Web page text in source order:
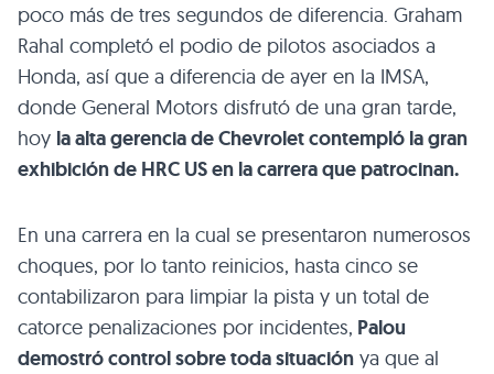
poco más de tres segundos de diferencia. Graham
Rahal completó el podio de pilotos asociados a
Honda, así que a diferencia de ayer en la IMSA,
donde General Motors disfrutó de una gran tarde,
hoy la alta gerencia de Chevrolet contempló la gran
exhibición de HRC US en la carrera que patrocinan.
En una carrera en la cual se presentaron numerosos
choques, por lo tanto reinicios, hasta cinco se
contabilizaron para limpiar la pista y un total de
catorce penalizaciones por incidentes, Palou
demostró control sobre toda situación ya que al